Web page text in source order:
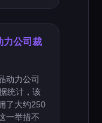
力公司裁
动力公司
统计，该
了大约250
一举措不